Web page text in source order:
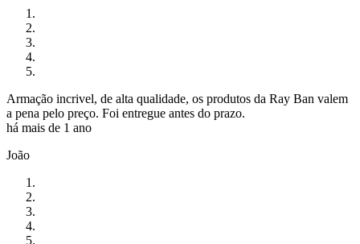
Armação incrivel, de alta qualidade, os produtos da Ray Ban valem
a pena pelo preço. Foi entregue antes do prazo.
há mais de 1 ano
João